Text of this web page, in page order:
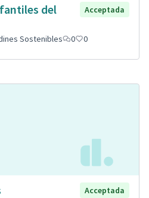
del
Acceptada
Sostenibles 0 0
Acceptada